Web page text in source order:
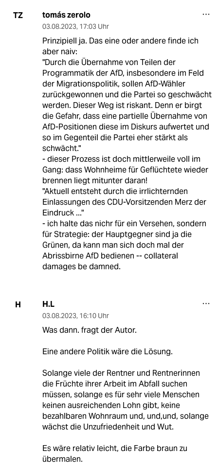
TZ tomás zerolo
03.08.2023, 17:03 Uhr
Prinzipiell ja. Das eine oder andere finde ich
aber naiv:
"Durch die Übernahme von Teilen der
Programmatik der AfD, insbesondere im Feld
der Migrationspolitik, sollen AfD-Wähler
zurückgewonnen und die Partei so geschwächt
werden. Dieser Weg ist riskant. Denn er birgt
die Gefahr, dass eine partielle Übernahme von
AfD-Positionen diese im Diskurs aufwertet und
so im Gegenteil die Partei eher stärkt als
schwächt."
- dieser Prozess ist doch mittlerweile voll im
Gang: dass Wohnheime für Geflüchtete wieder
brennen liegt mitunter daran!
"Aktuell entsteht durch die irrlichternden
Einlassungen des CDU-Vorsitzenden Merz der
Eindruck ..."
- ich halte das nichr für ein Versehen, sondern
für Strategie: der Hauptgegner sind ja die
Grünen, da kann man sich doch mal der
Abrissbirne AfD bedienen -- collateral
damages be damned.
H H.L
03.08.2023, 16:10 Uhr
Was dann. fragt der Autor.
Eine andere Politik wäre die Lösung.
Solange viele der Rentner und Rentnerinnen
die Früchte ihrer Arbeit im Abfall suchen
müssen, solange es für sehr viele Menschen
keinen ausreichenden Lohn gibt, keine
bezahlbaren Wohnraum und, und,und, solange
wächst die Unzufriedenheit und Wut.
Es wäre relativ leicht, die Farbe braun zu
übermalen.